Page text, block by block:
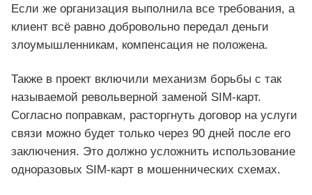
Если же организация выполнила все требования, а
клиент всё равно добровольно передал деньги
злоумышленникам, компенсация не положена.
Также в проект включили механизм борьбы с так
называемой револьверной заменой SIM‑карт.
Согласно поправкам, расторгнуть договор на услуги
связи можно будет только через 90 дней после его
заключения. Это должно усложнить использование
одноразовых SIM‑карт в мошеннических схемах.